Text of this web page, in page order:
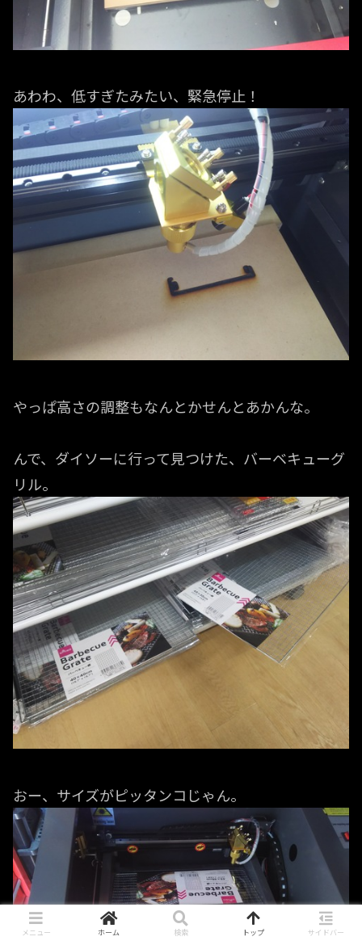
あわわ、低すぎたみたい、緊急停止！
やっぱ高さの調整もなんとかせんとあかんな。
んで、ダイソーに行って見つけた、バーベキューグ
リル。
おー、サイズがピッタンコじゃん。
メニュー ホーム 検索 トップ サイドバー